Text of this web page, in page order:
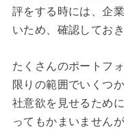
評をする時には、企
いため、確認しておき
たくさんのポートフ
限りの範囲でいくつ
社意欲を見せるため
ってもかまいません